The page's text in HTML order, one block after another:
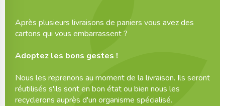
Après plusieurs livraisons de paniers vous avez des
cartons qui vous embarrassent ?
Adoptez les bons gestes !
Nous les reprenons au moment de la livraison. Ils seront
réutilisés s'ils sont en bon état ou bien nous les
recyclerons auprès d'un organisme spécialisé.